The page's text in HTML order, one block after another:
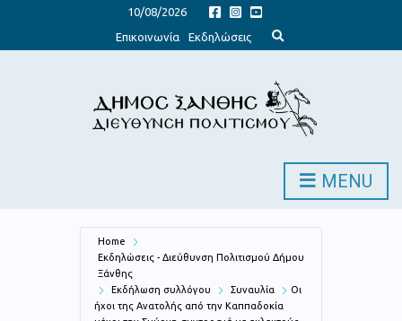
10/08/2026
Επικοινωνία
Εκδηλώσεις
x
d
s
e
c
o
MENU
Home
Εκδηλώσεις - Διεύθυνση Πολιτισμού Δήμου
Ξάνθης
Εκδήλωση συλλόγου
Συναυλία
Οι
ήχοι της Ανατολής από την Καππαδοκία